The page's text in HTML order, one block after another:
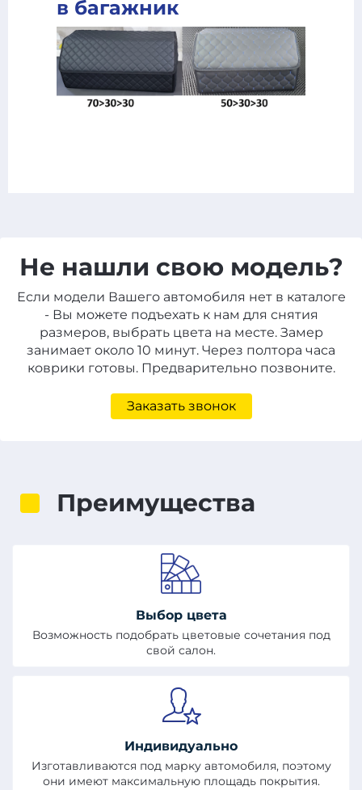
в багажник
Не нашли свою модель?
Если модели Вашего автомобиля нет в каталоге
- Вы можете подъехать к нам для снятия
размеров, выбрать цвета на месте. Замер
занимает около 10 минут. Через полтора часа
коврики готовы. Предварительно позвоните.
Заказать звонок
Преимущества
Выбор цвета
Возможность подобрать цветовые сочетания под
свой салон.
Индивидуально
Изготавливаются под марку автомобиля, поэтому
они имеют максимальную площадь покрытия.